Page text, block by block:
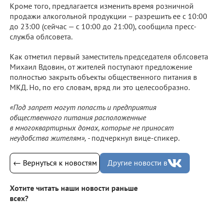
Кроме того, предлагается изменить время розничной
продажи алкогольной продукции – разрешить ее с 10:00
до 23:00 (сейчас — с 10:00 до 21:00), сообщила пресс-
служба облсовета.
Как отметил первый заместитель председателя облсовета
Михаил Вдовин, от жителей поступают предложение
полностью закрыть объекты общественного питания в
МКД. Но, по его словам, вряд ли это целесообразно.
«Под запрет могут попасть и предприятия
общественного питания расположенные
в многоквартирных домах, которые не приносят
неудобства жителям», - подчеркнул вице-спикер.
← Вернуться к новостям Другие новости в
Хотите читать наши новости раньше
всех?